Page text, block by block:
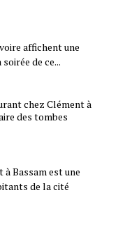
affichent une
de ce...
chez Clément à
des tombes
Bassam est une
de la cité